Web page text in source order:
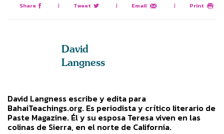
Share | Tweet | Email | Print
David
Langness
David Langness escribe y edita para
BahaiTeachings.org. Es periodista y crítico literario de
Paste Magazine. Él y su esposa Teresa viven en las
colinas de Sierra, en el norte de California.